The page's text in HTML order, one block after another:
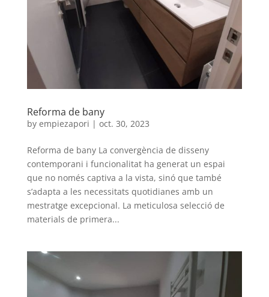
Reforma de bany
by empiezapori | oct. 30, 2023
Reforma de bany La convergència de disseny
contemporani i funcionalitat ha generat un espai
que no només captiva a la vista, sinó que també
s’adapta a les necessitats quotidianes amb un
mestratge excepcional. La meticulosa selecció de
materials de primera...